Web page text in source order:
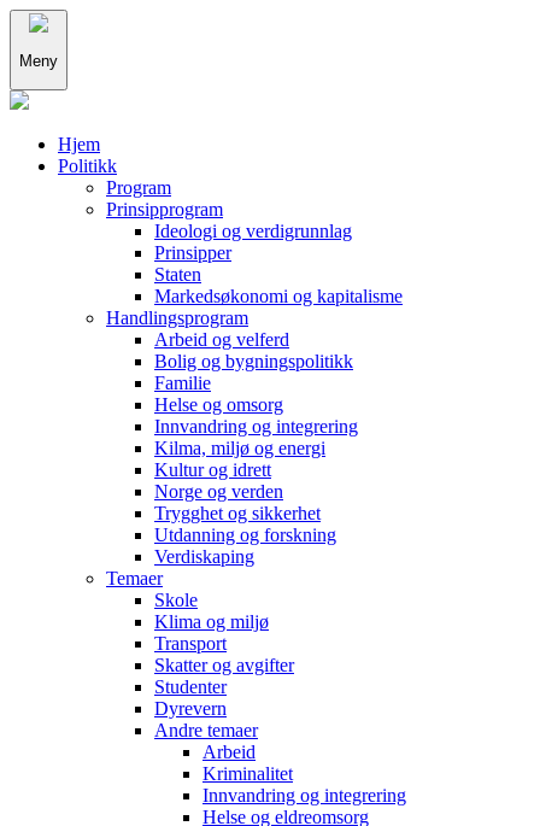
Meny
Hjem
Politikk
Program
Prinsipprogram
Ideologi og verdigrunnlag
Prinsipper
Staten
Markedsøkonomi og kapitalisme
Handlingsprogram
Arbeid og velferd
Bolig og bygningspolitikk
Familie
Helse og omsorg
Innvandring og integrering
Kilma, miljø og energi
Kultur og idrett
Norge og verden
Trygghet og sikkerhet
Utdanning og forskning
Verdiskaping
Temaer
Skole
Klima og miljø
Transport
Skatter og avgifter
Studenter
Dyrevern
Andre temaer
Arbeid
Kriminalitet
Innvandring og integrering
Helse og eldreomsorg